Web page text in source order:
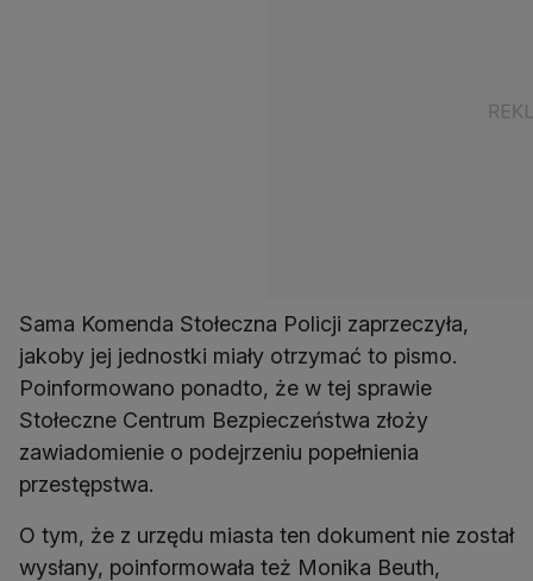
Sama Komenda Stołeczna Policji zaprzeczyła,
jakoby jej jednostki miały otrzymać to pismo.
Poinformowano ponadto, że w tej sprawie
Stołeczne Centrum Bezpieczeństwa złoży
zawiadomienie o podejrzeniu popełnienia
przestępstwa.
O tym, że z urzędu miasta ten dokument nie został
wysłany, poinformowała też Monika Beuth,